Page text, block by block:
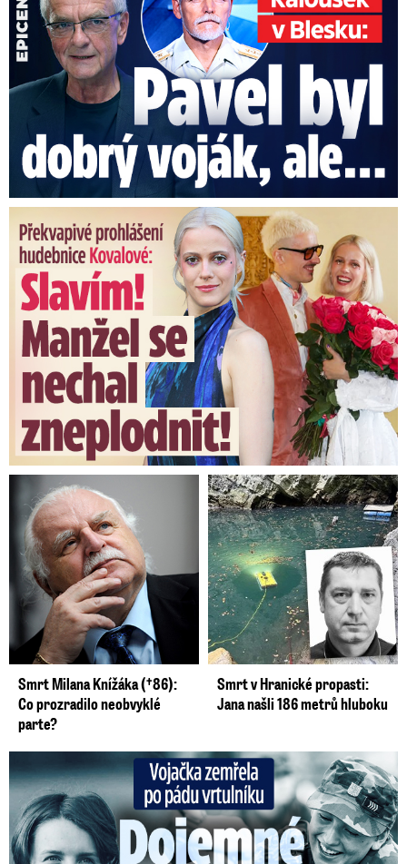
Překvapivé prohlášení hudebnice Kovalové: Slavím! Manžel se ...
Smrt Milana Knížáka (†86):
Co prozradilo neobvyklé
parte?
Smrt v Hranické propasti:
Jana našli 186 metrů hluboku
Vojačka zemřela po pádu vrtulníku: Dojemné vzpomínky na ...